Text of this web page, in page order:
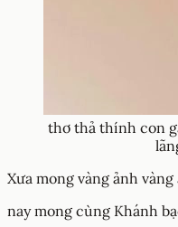
thơ thả thính con
Xưa mong vàng ảnh vàng
nay mong cùng Khánh